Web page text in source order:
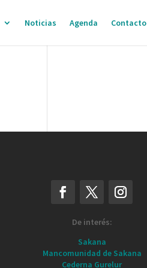
Noticias Agenda Contacto
De interés:
Sakana
Mancomunidad de Sakana
Cederna Gurelur